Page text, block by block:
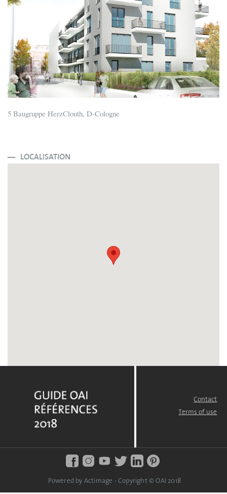
5 Baugruppe HerzClouth, D-Cologne
LOCALISATION
Contact
Terms of use
Powered by Actimage - Copyright © OAI 2018